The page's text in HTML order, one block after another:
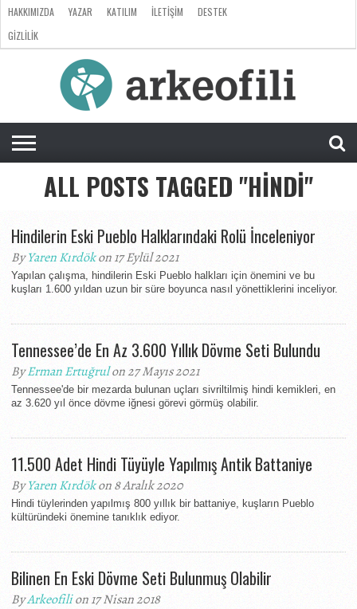
ARKEOLOJI
ANTROPOLOJI
PALEONTOLOJI
EVRIM
DOSYA
CEVAP
RÖPORTAJ
HAKKIMIZDA YAZAR KATILIM İLETIŞIM
DESTEK
GIZLILIK
ALL POSTS TAGGED "HINDI"
Hindilerin Eski Pueblo Halklarındaki Rolü İnceleniyor
ByYaren Kırdökon 17 Eylül 2021
Yapılan çalışma, hindilerin Eski Pueblo halkları için önemini ve bu
kuşları 1.600 yıldan uzun bir süre boyunca nasıl yönettiklerini inceliyor.
Tennessee’de En Az 3.600 Yıllık Dövme Seti Bulundu
ByErman Ertuğrulon 27 Mayıs 2021
Tennessee'de bir mezarda bulunan uçları sivriltilmiş hindi kemikleri, en
az 3.620 yıl önce dövme iğnesi görevi görmüş olabilir.
11.500 Adet Hindi Tüyüyle Yapılmış Antik Battaniye
ByYaren Kırdökon 8 Aralık 2020
Hindi tüylerinden yapılmış 800 yıllık bir battaniye, kuşların Pueblo
kültüründeki önemine tanıklık ediyor.
Bilinen En Eski Dövme Seti Bulunmuş Olabilir
ByArkeofilion 17 Nisan 2018